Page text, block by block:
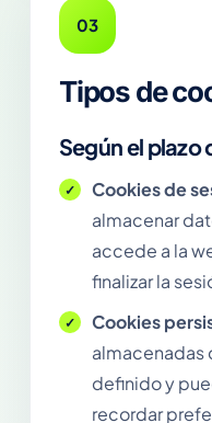
03
Tipos de
Según el plazo
Cookies de
almacenar
accede a la
finalizar la
Cookies
almacenadas
definido y
recordar